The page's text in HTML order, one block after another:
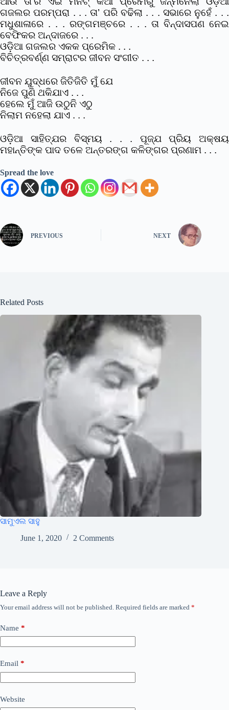
ଗଜଲର ପରମ୍ପରା . . . ତା’ ପରି ବଢିଲା . . . ସଭାରେ ନୁହେଁ . . .
ମଧୁଶାଳାରେ . . . ରଙ୍ଗମଞ୍ଚରେ . . . ତା ବିନ୍ଦାସପଣ ନେଇ
ବେଫିକର ଅନ୍ଦାଜରେ . . .
ଓଡ଼ିଆ ଗଜଲର ଏକକ ପ୍ରେମିକ . . .
ବିଚିତ୍ରବର୍ଣ୍ଣ ସମ୍ରାଟର ଜୀବନ ସଂଗୀତ . . .
ଜୀବନ ଯୁଦ୍ଧରେ ଜିତିଜିତି ମୁଁ ଯେ
ନିଜେ ପୁଣି ଥକିଯାଏ . . .
ହେଲେ ମୁଁ ଆଜି ଉଠୁନି ଏଠୁ
ନିଲାମ ନହେଲା ଯାଏ . . .
ଓଡ଼ିଆ ସାହିତ୍ଯର ବିସ୍ମୟ . . . ପୂଜ୍ଯ ପ୍ରିୟ ଅକ୍ଷୟ
ମହାନ୍ତିଙ୍କ ପାଦ ତଳେ ଅନ୍ତରଙ୍ଗ କଳିଙ୍ଗର ପ୍ରଣାମ . . .
Spread the love
PREVIOUS NEXT
Related Posts
ସାମୁଏଲ ସାହୁ
June 1, 2020
2 Comments
Leave a Reply
Your email address will not be published. Required fields are marked *
Name *
Email *
Website